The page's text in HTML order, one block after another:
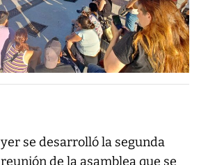
yer se desarrolló la segunda
reunión de la asamblea que se